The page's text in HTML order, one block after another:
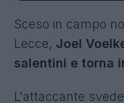
Sceso in campo
Lecce, Joel
salentini e torna
L'attaccante